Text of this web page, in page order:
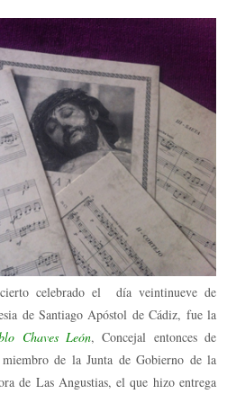
celebrado el día veintinueve de
de Santiago Apóstol de Cádiz, fue la
Chaves León, Concejal entonces de
de la Junta de Gobierno de la
de Las Angustias, el que hizo entrega